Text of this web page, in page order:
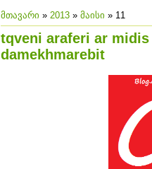
მთავარი » 2013 » მაისი » 11
tqveni araferi ar
damekhmarebit